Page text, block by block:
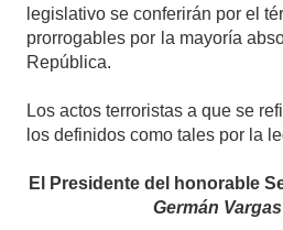
legislativo se conferirán por el
prorrogables por la mayoría
República.
Los actos terroristas a que se
los definidos como tales por la
El Presidente del honorable
Germán